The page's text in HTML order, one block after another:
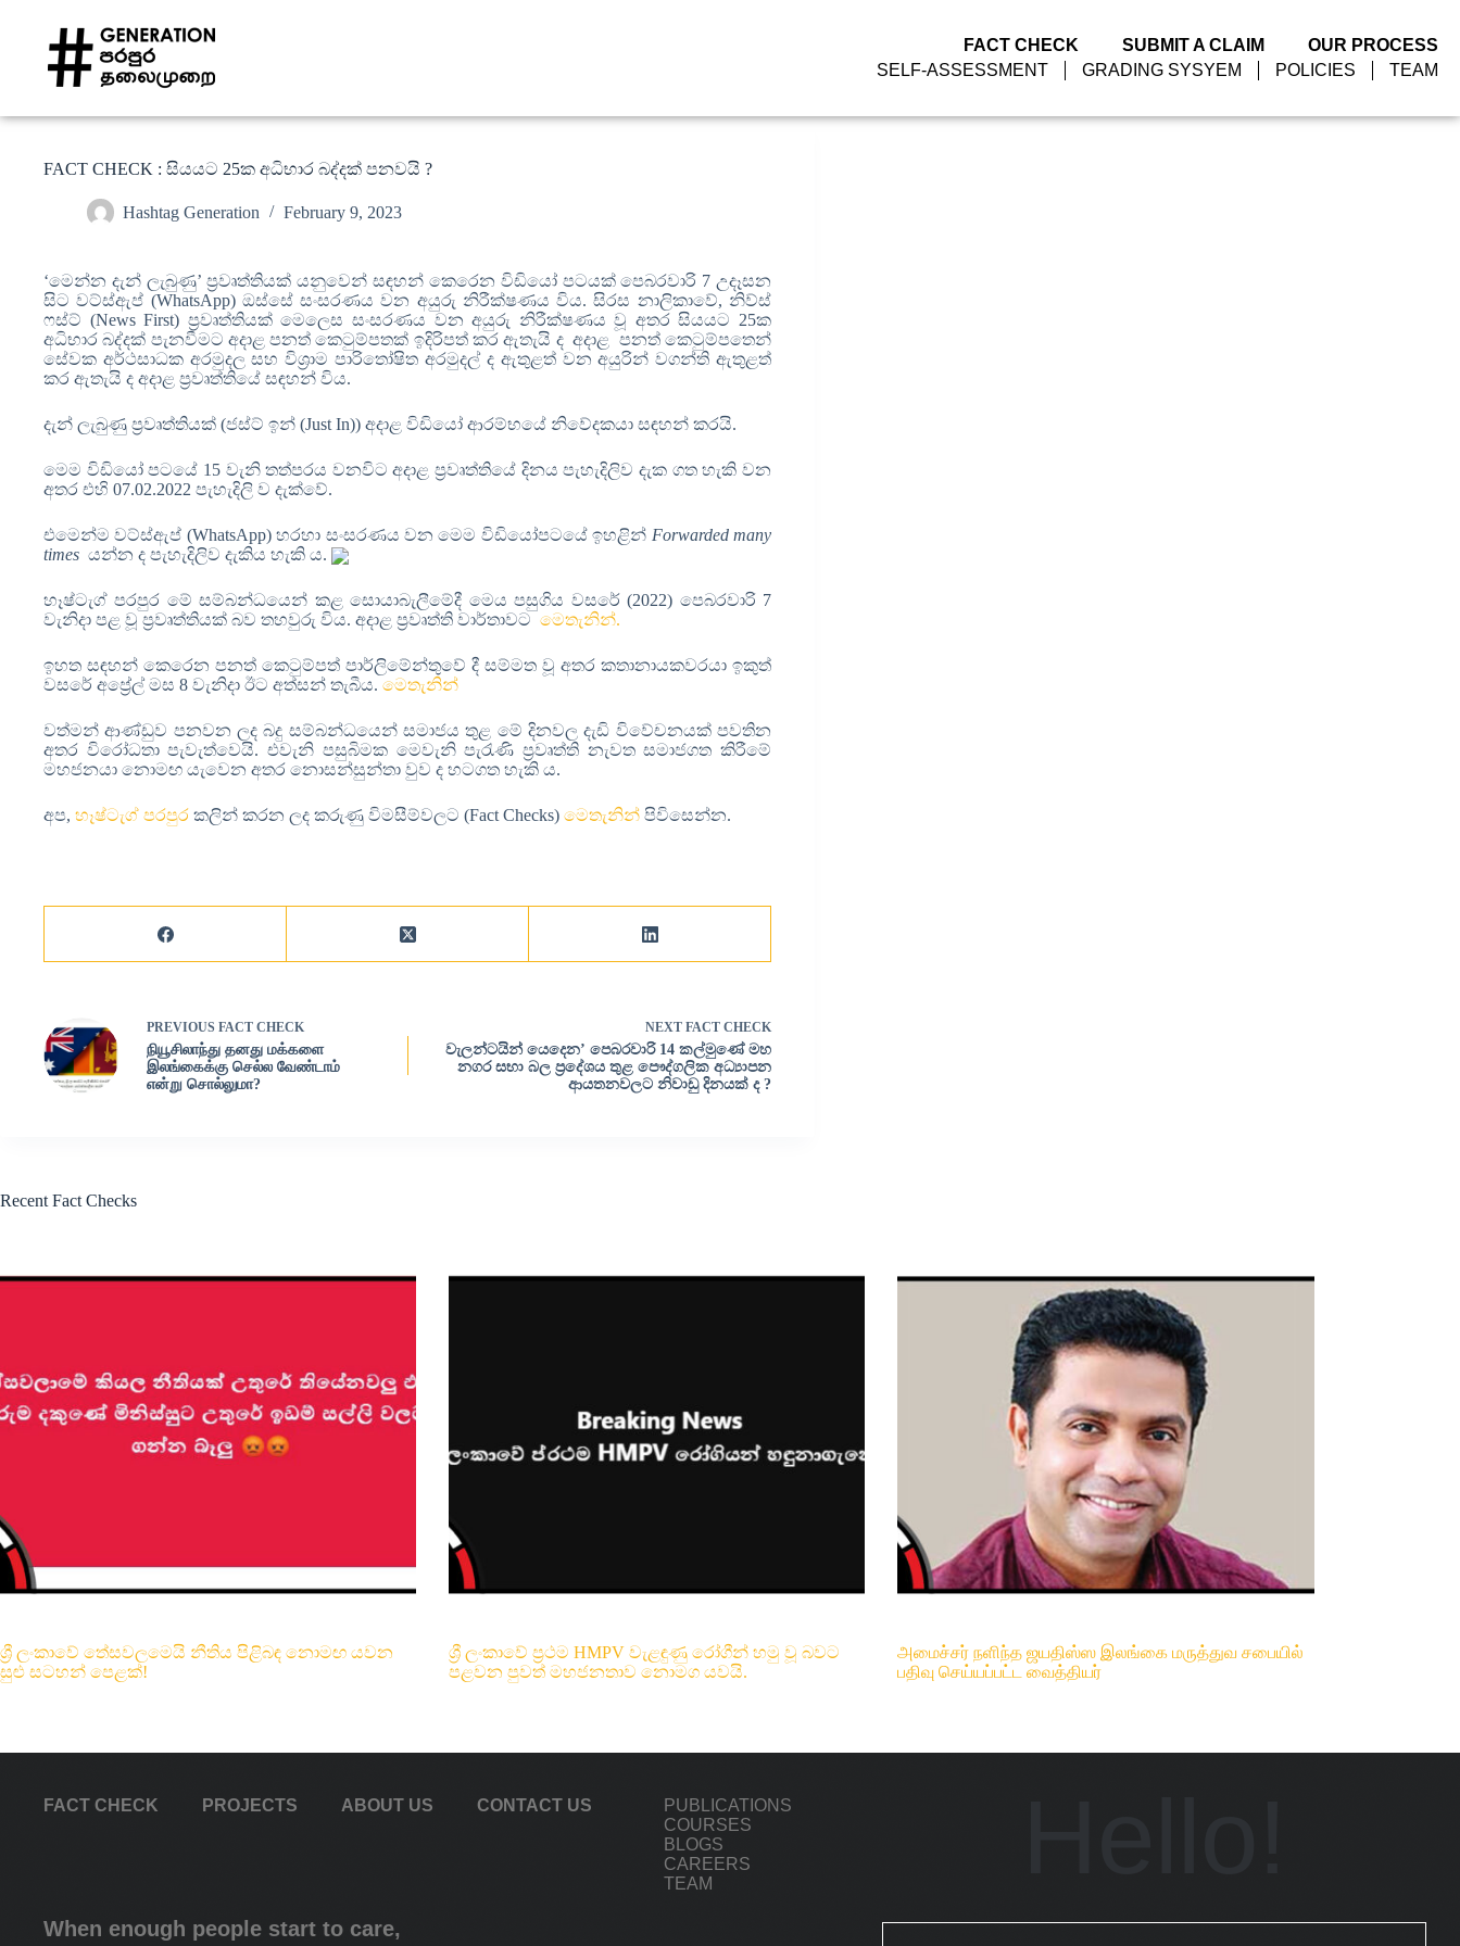
FACT CHECK SUBMIT A CLAIM
OUR PROCESS
SELF-ASSESSMENT
GRADING SYSYEM POLICIES TEAM
FACT CHECK : සියයට 25ක අධිභාර බද්දක් පනවයි ?
Hashtag Generation February 9, 2023
‘මෙන්න දැන් ලැබුණු’ ප්‍රවෘත්තියක් යනුවෙන් සඳහන් කෙරෙන විඩියෝ පටයක් පෙබරවාරි 7 උදෑසන
සිට වට්ස්ඇප් (WhatsApp) ඔස්සේ සංසරණය වන අයුරු නිරීක්ෂණය විය. සිරස නාලිකාවේ, නිව්ස්
ෆස්ට් (News First) ප්‍රවෘත්තියක් මෙලෙස සංසරණය වන අයුරු නිරීක්ෂණය වූ අතර සියයට 25ක
අධිභාර බද්දක් පැනවීමට අදාළ පනත් කෙටුම්පතක් ඉදිරිපත් කර ඇතැයි ද අදාළ පනත් කෙටුම්පතෙන්
සේවක අර්ථසාධක අරමුදල සහ විශ්‍රාම පාරිතෝෂිත අරමුදල් ද ඇතුළත් වන අයුරින් වගන්ති ඇතුළත්
කර ඇතැයි ද අදාළ ප්‍රවෘත්තියේ සඳහන් විය.
දැන් ලැබුණු ප්‍රවෘත්තියක් (ජස්ට් ඉන් (Just In)) අදාළ විඩියෝ ආරම්භයේ නිවේදකයා සඳහන් කරයි.
මෙම විඩියෝ පටයේ 15 වැනි තත්පරය වනවිට අදාළ ප්‍රවෘත්තියේ දිනය පැහැදිලිව දැක ගත හැකි වන
අතර එහි 07.02.2022 පැහැදිලි ව දැක්වේ.
එමෙන්ම වට්ස්ඇප් (WhatsApp) හරහා සංසරණය වන මෙම විඩියෝපටයේ ඉහළින් Forwarded many
times යන්න ද පැහැදිලිව දැකිය හැකි ය.
හෑෂ්ටැග් පරපුර මේ සම්බන්ධයෙන් කළ සොයාබැලීමේදී මෙය පසුගිය වසරේ (2022) පෙබරවාරි 7
වැනිදා පළ වූ ප්‍රවෘත්තියක් බව තහවුරු විය. අදාළ ප්‍රවෘත්ති වාර්තාවට මෙතැනින්.
ඉහත සඳහන් කෙරෙන පනත් කෙටුම්පත් පාර්ලිමේන්තුවේ දී සම්මත වූ අතර කතානායකවරයා ඉකුත්
වසරේ අප්‍රේල් මස 8 වැනිදා ඊට අත්සන් තැබීය. මෙතැනින්
වත්මන් ආණ්ඩුව පනවන ලද බදු සම්බන්ධයෙන් සමාජය තුළ මේ දිනවල දැඩි විවේචනයක් පවතින
අතර විරෝධතා පැවැත්වෙයි. එවැනි පසුබිමක මෙවැනි පැරැණි ප්‍රවෘත්ති නැවත සමාජගත කිරීමේ
මහජනයා නොමඟ යැවෙන අතර නොසන්සුන්තා වුව ද හටගත හැකි ය.
අප, හෑෂ්ටැග් පරපුර කලින් කරන ලද කරුණු විමසීම්වලට (Fact Checks) මෙතැනින් පිවිසෙන්න.
PREVIOUS FACT CHECK
நியூசிலாந்து தனது மக்களை
இலங்கைக்கு செல்ல வேண்டாம்
என்று சொல்லுமா?
NEXT FACT CHECK
වැලන්ටයින් යෙදෙන’ පෙබරවාරි 14 කල්මුණේ මහ
නගර සභා බල ප්‍රදේශය තුළ පෞද්ගලික අධ්‍යාපන
ආයතනවලට නිවාඩු දිනයක් ද ?
Recent Fact Checks
ශ්‍රී ලංකාවේ තේසවලමෙයි නීතිය පිළිබඳ නොමඟ යවන
සුළු සටහන් පෙළක්!
ශ්‍රී ලංකාවේ ප්‍රථම HMPV වැළඳුණු රෝගීන් හමු වූ බවට
පළවන පුවත් මහජනතාව නොමග යවයි.
அமைச்சர் நளிந்த ஜயதிஸ்ஸ இலங்கை மருத்துவ சபையில்
பதிவு செய்யப்பட்ட வைத்தியர்
FACT CHECK PROJECTS ABOUT US CONTACT US
PUBLICATIONS
COURSES
BLOGS
CAREERS
TEAM
When enough people start to care,